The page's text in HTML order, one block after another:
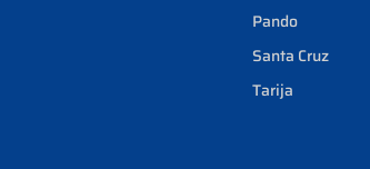
Pando
Santa Cruz
Tarija